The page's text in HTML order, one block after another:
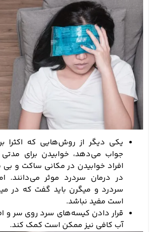
یکی دیگر از روش‌هایی که اکثرا
جواب می‌دهد، خوابیدن برای مدتی
افراد خوابیدن در مکانی ساکت و بی
در درمان سردرد موثر می‌دانند.
سردرد و میگرن باید گفت که در
است مفید نباشد.
قرار دادن کیسه‌های سرد روی سر و
آب کافی نیز ممکن است کمک کند.